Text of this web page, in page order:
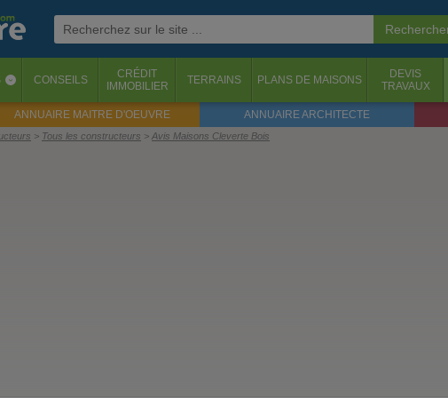
‹ CONSEILS
CRÉDIT
IMMOBILIER
TERRAINS PLANS DE MAISONS
DEVIS
TRAVAUX
ANNUAIRE MAITRE D'OEUVRE ANNUAIRE ARCHITECTE
Tous les constructeurs Avis Maisons Cleverte Bois